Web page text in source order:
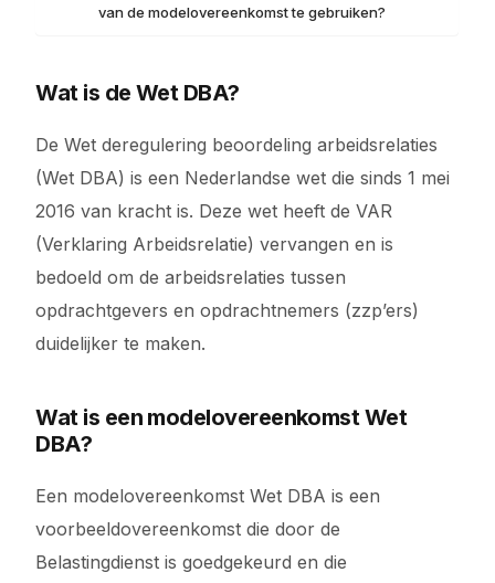
van de modelovereenkomst te gebruiken?
Wat is de Wet DBA?
De Wet deregulering beoordeling arbeidsrelaties
(Wet DBA) is een Nederlandse wet die sinds 1 mei
2016 van kracht is. Deze wet heeft de VAR
(Verklaring Arbeidsrelatie) vervangen en is
bedoeld om de arbeidsrelaties tussen
opdrachtgevers en opdrachtnemers (zzp’ers)
duidelijker te maken.
Wat is een modelovereenkomst Wet
DBA?
Een modelovereenkomst Wet DBA is een
voorbeeldovereenkomst die door de
Belastingdienst is goedgekeurd en die